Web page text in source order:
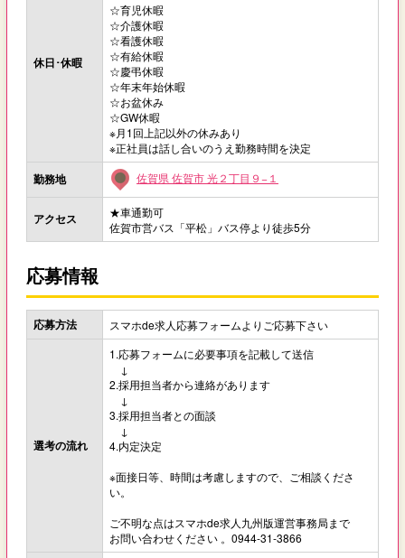
休日･休暇
☆育児休暇
☆介護休暇
☆看護休暇
☆有給休暇
☆慶弔休暇
☆年末年始休暇
☆お盆休み
☆GW休暇
※月1回上記以外の休みあり
※正社員は話し合いのうえ勤務時間を決定
勤務地 佐賀県 佐賀市 光２丁目９−１
アクセス
★車通勤可
佐賀市営バス「平松」バス停より徒歩5分
応募情報
応募方法 スマホde求人応募フォームよりご応募下さい
選考の流れ
1.応募フォームに必要事項を記載して送信
↓
2.採用担当者から連絡があります
↓
3.採用担当者との面談
↓
4.内定決定
※面接日等、時間は考慮しますので、ご相談くださ
い。
ご不明な点はスマホde求人九州版運営事務局まで
お問い合わせください 。0944-31-3866